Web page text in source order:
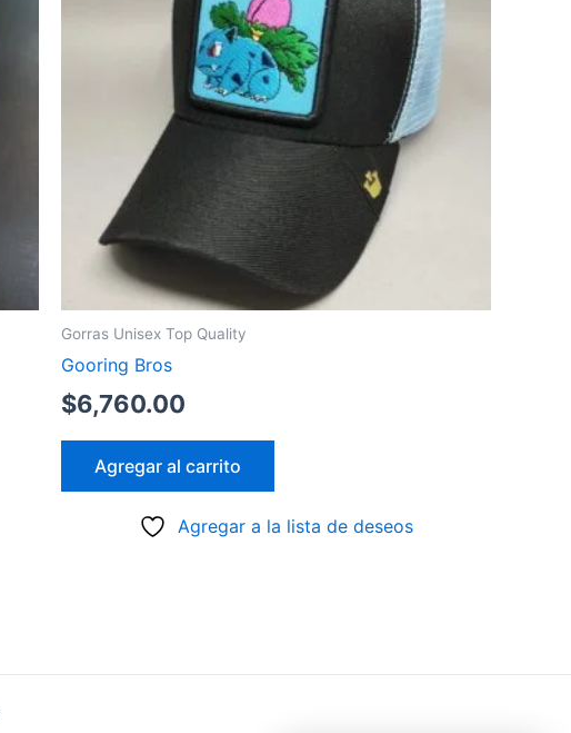
Gorras Unisex Top Quality
Gooring Bros
$6,760.00
Agregar al carrito
Agregar a la lista de deseos